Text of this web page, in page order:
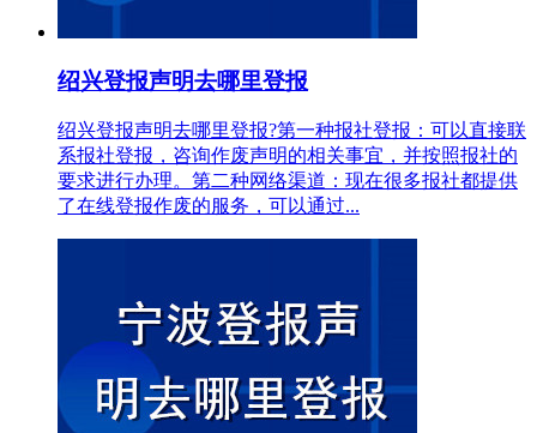
绍兴登报声明去哪里登报
绍兴登报声明去哪里登报?第一种报社登报：可以直接联
系报社登报，咨询作废声明的相关事宜，并按照报社的
要求进行办理。第二种网络渠道：现在很多报社都提供
了在线登报作废的服务，可以通过...